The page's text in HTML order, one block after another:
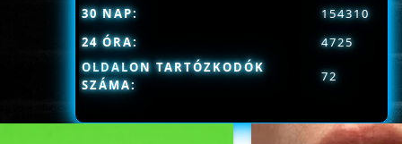
OLDALON TARTÓZKODÓK
SZÁMA:
72
30 NAP:
154310
24 ÓRA:
4725